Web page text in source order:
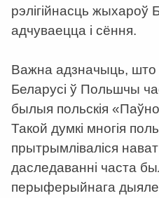
рэлігійнасць жыхароў
адчуваецца і сёння.
Важна адзначыць,
Беларусі ў Польшчы
былыя польскія
Такой думкі многія
прытрымліваліся
даследаванні часта
перыферыйнага